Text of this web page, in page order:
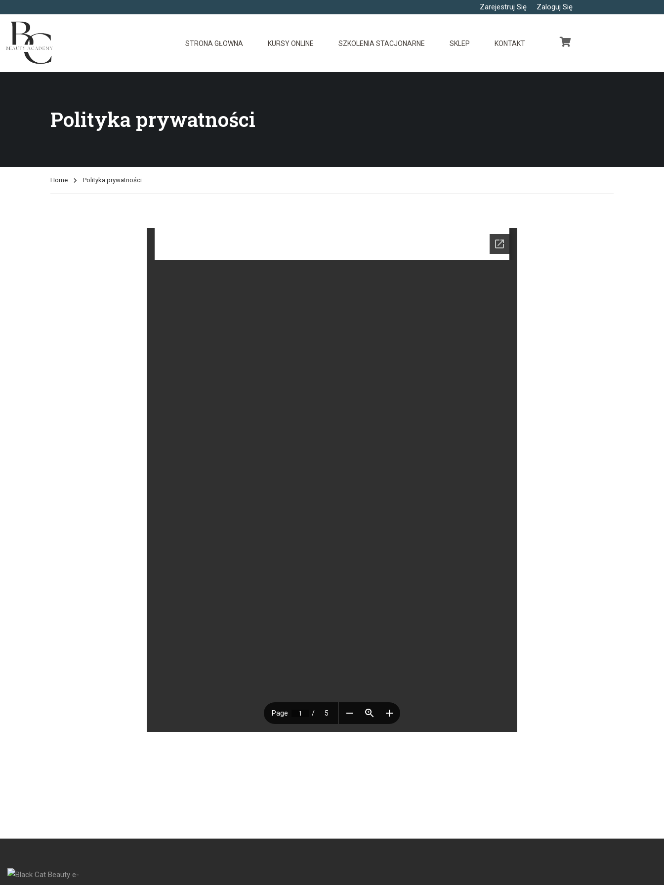
Zarejestruj Się Zaloguj Się
STRONA GŁOWNA KURSY ONLINE SZKOLENIA STACJONARNE SKLEP KONTAKT
Polityka prywatności
Home Polityka prywatności